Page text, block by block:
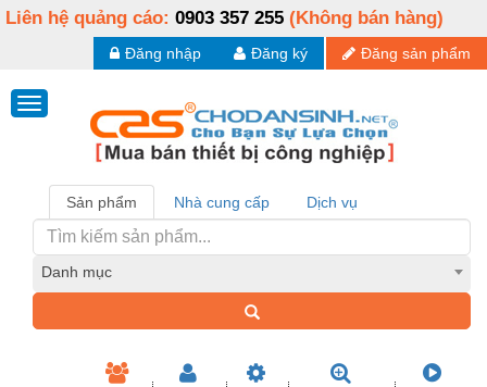
Liên hệ quảng cáo: 0903 357 255 (Không bán hàng)
Đăng sản phẩm
Đăng ký
Đăng nhập
Sản phẩm Nhà cung cấp Dịch vụ
Danh mục